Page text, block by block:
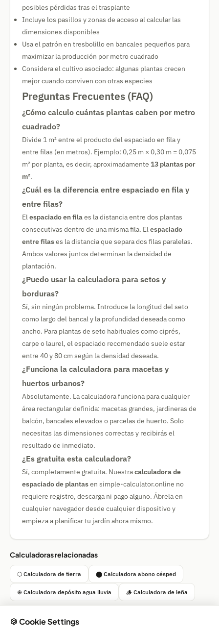
posibles pérdidas tras el trasplante
Incluye los pasillos y zonas de acceso al calcular las
dimensiones disponibles
Usa el patrón en tresbolillo en bancales pequeños para
maximizar la producción por metro cuadrado
Considera el cultivo asociado: algunas plantas crecen
mejor cuando conviven con otras especies
Preguntas Frecuentes (FAQ)
¿Cómo calculo cuántas plantas caben por metro
cuadrado?
Divide 1 m² entre el producto del espaciado en fila y
entre filas (en metros). Ejemplo: 0,25 m × 0,30 m = 0,075
m² por planta, es decir, aproximadamente 13 plantas por
m².
¿Cuál es la diferencia entre espaciado en fila y
entre filas?
Elespaciado en filaes la distancia entre dos plantas
consecutivas dentro de una misma fila. Elespaciado
entre filases la distancia que separa dos filas paralelas.
Ambos valores juntos determinan la densidad de
plantación.
¿Puedo usar la calculadora para setos y
borduras?
Sí, sin ningún problema. Introduce la longitud del seto
como largo del bancal y la profundidad deseada como
ancho. Para plantas de seto habituales como ciprés,
carpe o laurel, el espaciado recomendado suele estar
entre 40 y 80 cm según la densidad deseada.
¿Funciona la calculadora para macetas y
huertos urbanos?
Absolutamente. La calculadora funciona para cualquier
área rectangular definida: macetas grandes, jardineras de
balcón, bancales elevados o parcelas de huerto. Solo
necesitas las dimensiones correctas y recibirás el
resultado de inmediato.
¿Es gratuita esta calculadora?
Sí, completamente gratuita. Nuestracalculadora de
espaciado de plantasen simple-calculator.online no
requiere registro, descarga ni pago alguno. Ábrela en
cualquier navegador desde cualquier dispositivo y
empieza a planificar tu jardín ahora mismo.
Calculadoras relacionadas
⬡ Calculadora de tierra ⬤ Calculadora abono césped
⊕ Calculadora depósito agua lluvia 🪵 Calculadora de leña
🍪 Cookie Settings